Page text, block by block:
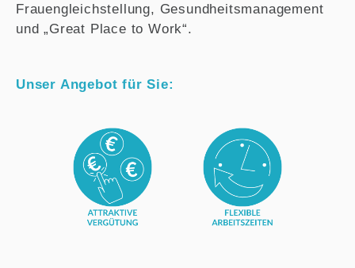
Frauengleichstellung, Gesundheitsmanagement
und „Great Place to Work“.
Unser Angebot für Sie: